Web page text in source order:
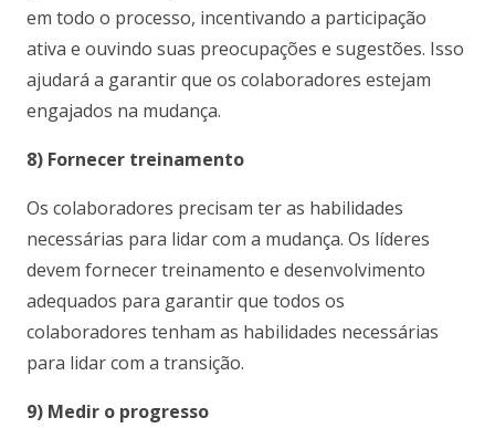
em todo o processo, incentivando a participação
ativa e ouvindo suas preocupações e sugestões. Isso
ajudará a garantir que os colaboradores estejam
engajados na mudança.
8) Fornecer treinamento
Os colaboradores precisam ter as habilidades
necessárias para lidar com a mudança. Os líderes
devem fornecer treinamento e desenvolvimento
adequados para garantir que todos os
colaboradores tenham as habilidades necessárias
para lidar com a transição.
9) Medir o progresso